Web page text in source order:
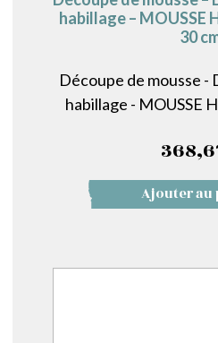
habillage – MOUSSE
30
Découpe de mousse -
habillage - MOUSSE
Ajouter au